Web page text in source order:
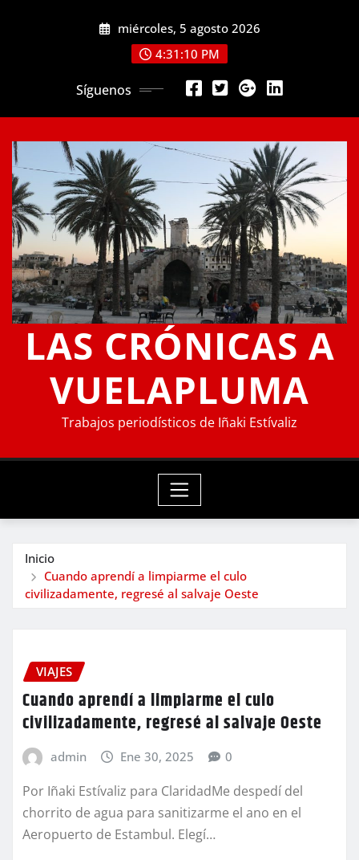
miércoles, 5 agosto 2026
4:31:10 PM
Síguenos
LAS CRÓNICAS A
VUELAPLUMA
Trabajos periodísticos de Iñaki Estívaliz
Inicio
Cuando aprendí a limpiarme el culo
civilizadamente, regresé al salvaje Oeste
VIAJES
Cuando aprendí a limpiarme el culo
civilizadamente, regresé al salvaje Oeste
admin Ene 30, 2025 0
Por Iñaki Estívaliz para ClaridadMe despedí del
chorrito de agua para sanitizarme el ano en el
Aeropuerto de Estambul. Elegí…